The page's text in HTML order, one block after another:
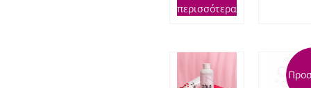
περισσότερα